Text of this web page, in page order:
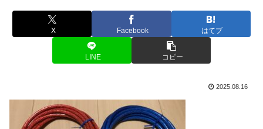
X Facebook はてブ
LINE コピー
2025.08.16